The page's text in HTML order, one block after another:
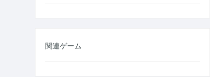
関連ゲーム